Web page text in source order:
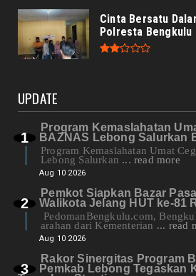
Cinta Bersatu
Polresta Bengkulu
UPDATE
Program Kemaslahatan
BAZNAS Lebong Salurkan
Program Kemaslahatan Umat
Lebong Salurkan ... read more
Aug 10 2026
Pemkot Siapkan Bazar
Walikota Jelang HUT ke-81
PedomanBengkulu.com,
arahan dari Kementerian ... read
Aug 10 2026
Rakor Sinergitas Program
Pemkab Lebong Tegaskan